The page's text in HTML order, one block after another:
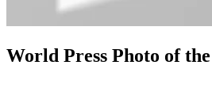
World Press Photo of